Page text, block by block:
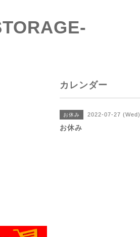
カレンダー
お休み 2022-07-27 (Wed)
お休み